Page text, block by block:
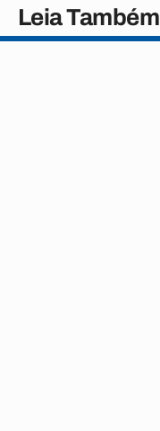
Leia Também